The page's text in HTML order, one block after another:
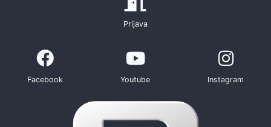
Prijava
Facebook Youtube Instagram